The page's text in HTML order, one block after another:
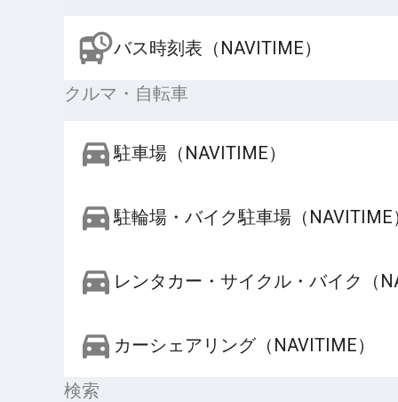
バス時刻表（NAVITIME）
クルマ・自転車
駐車場（NAVITIME）
駐輪場・バイク駐車場（NAVITIME
レンタカー・サイクル・バイク（
カーシェアリング（NAVITIME）
検索